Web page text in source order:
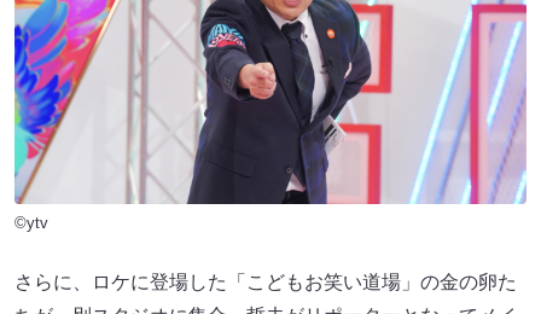
©ytv
さらに、ロケに登場した「こどもお笑い道場」の金の卵た